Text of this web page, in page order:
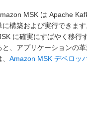
MSK は Apache
に構築および実行できま
に確実にすばやく移行
と、アプリケーションの
Amazon MSK デベロッ